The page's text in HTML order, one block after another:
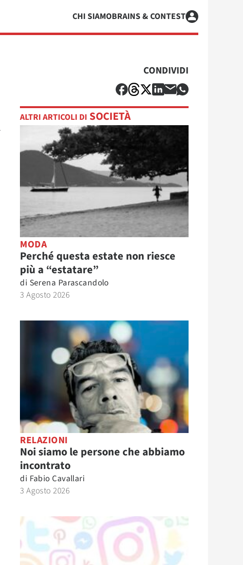
CHI SIAMOBRAINS & CONTEST
CONDIVIDI
ALTRI ARTICOLI DI SOCIETÀ
MODA
Perché questa estate non riesce
più a “estatare”
di Serena Parascandolo
3 Agosto 2026
RELAZIONI
Noi siamo le persone che abbiamo
incontrato
di Fabio Cavallari
3 Agosto 2026